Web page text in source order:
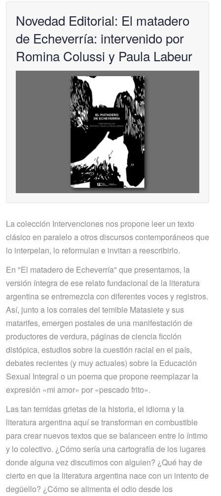
Novedad Editorial: El matadero
de Echeverría: intervenido por
Romina Colussi y Paula Labeur
La colección Intervenciones nos propone leer un texto
clásico en paralelo a otros discursos contemporáneos que
lo interpelan, lo reformulan e invitan a reescribirlo.
En "El matadero de Echeverría" que presentamos, la
versión íntegra de ese relato fundacional de la literatura
argentina se entremezcla con diferentes voces y registros.
Así, junto a los corrales del temible Matasiete y sus
matarifes, emergen postales de una manifestación de
productores de verdura, páginas de ciencia ficción
distópica, estudios sobre la cuestión racial en el país,
debates recientes (y muy actuales) sobre la Educación
Sexual Integral o un poema que propone reemplazar la
expresión «mi amor» por «pescado frito».
Las tan temidas grietas de la historia, el idioma y la
literatura argentina aquí se transforman en combustible
para crear nuevos textos que se balanceen entre lo íntimo
y lo colectivo. ¿Cómo sería una cartografía de los lugares
donde alguna vez discutimos con alguien? ¿Qué hay de
cierto en que la literatura argentina nace con un intento de
degüello? ¿Cómo se alimenta el odio desde los